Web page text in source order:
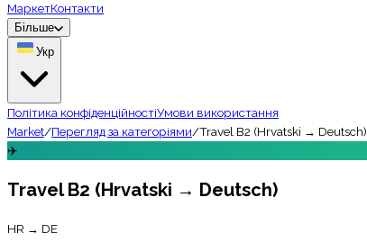
МаркетКонтакти
Більше
Укр
Політика конфіденційностіУмови використання
Market/Перегляд за категоріями/Travel B2 (Hrvatski → Deutsch)
✈️
Travel B2 (Hrvatski → Deutsch)
HR → DE